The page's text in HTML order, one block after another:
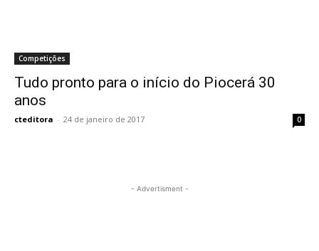
Competições
Tudo pronto para o início do Piocerá 30
anos
cteditora - 24 de janeiro de 2017 0
- Advertisment -